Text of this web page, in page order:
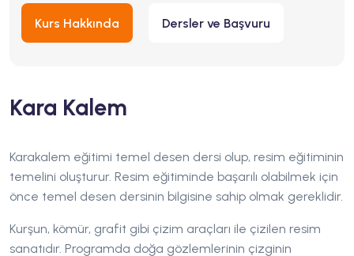
Kurs Hakkında Dersler ve Başvuru
Kara Kalem
Karakalem eğitimi temel desen dersi olup, resim eğitiminin
temelini oluşturur. Resim eğitiminde başarılı olabilmek için
önce temel desen dersinin bilgisine sahip olmak gereklidir.
Kurşun, kömür, grafit gibi çizim araçları ile çizilen resim
sanatıdır. Programda doğa gözlemlerinin çizginin